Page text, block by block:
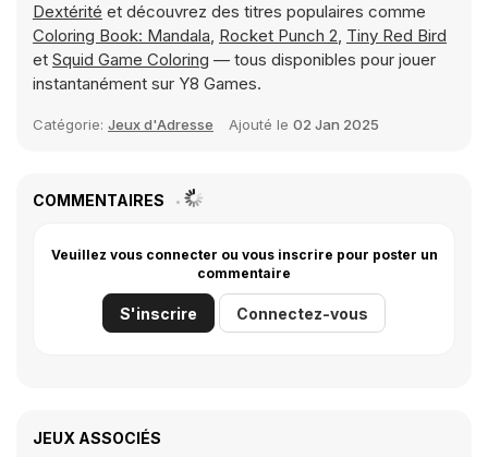
Dextérité et découvrez des titres populaires comme
Coloring Book: Mandala, Rocket Punch 2, Tiny Red Bird
et Squid Game Coloring — tous disponibles pour jouer
instantanément sur Y8 Games.
Catégorie: Jeux d'Adresse Ajouté le 02 Jan 2025
COMMENTAIRES
Veuillez vous connecter ou vous inscrire pour poster un
commentaire
S'inscrire Connectez-vous
JEUX ASSOCIÉS